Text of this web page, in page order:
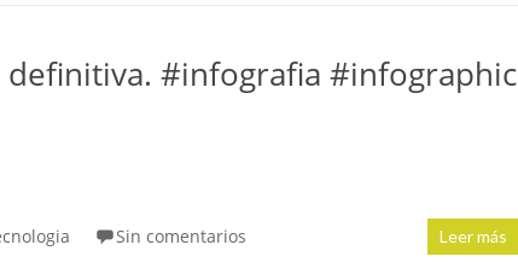
definitiva. #infografia #infographic
Sin comentarios Leer más